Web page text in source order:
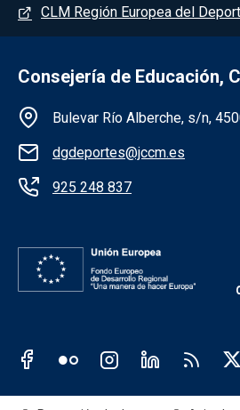
CLM Región Europea del
Consejería de Educación,
Información de la
Bulevar Río Alberche, s/n,
dgdeportes@jccm.es
925 248 837
Redes sociales JCCM